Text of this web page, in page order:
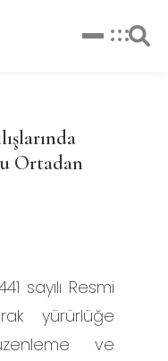
Ortadan
sayılı Resmi
yürürlüğe
ve